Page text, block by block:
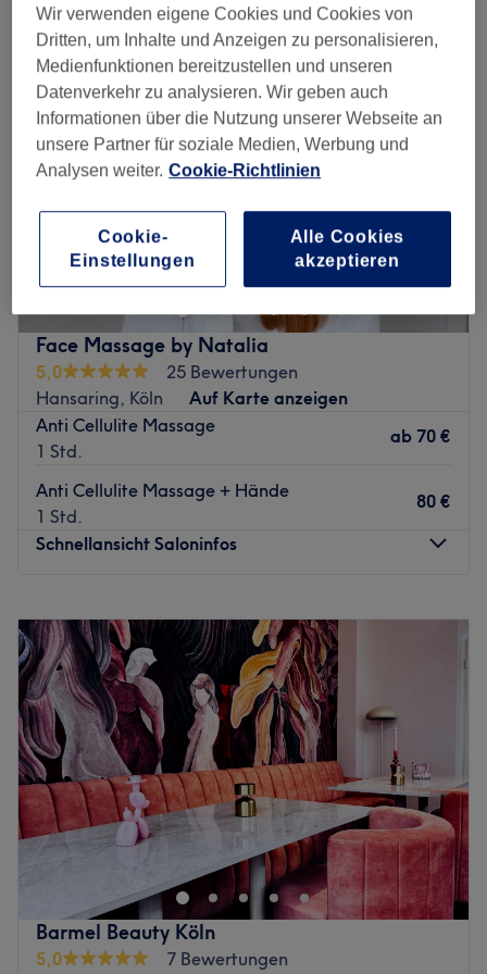
tiefengewebsmassage in der Nähe von Eigelsteinviertel, Köln
Face Massage by Natalia
5,0
25 Bewertungen
Hansaring, Köln
Auf Karte anzeigen
Anti Cellulite Massage
1 Std.
ab 70 €
Anti Cellulite Massage + Hände
1 Std.
80 €
Schnellansicht Saloninfos
Dienstag
10:00
Mittwoch
10:00
Donnerstag
10:00
Freitag
10:00–19:00
Samstag
10:00–19:00
Sonntag
Geschlossen
Vergiss Verspannungen und den Lärm der Außenwelt – in
Face Massage by Natalia in Köln-Hansaring dreht sich
alles um deine vollkommene Regeneration. Das Studio
verfolgt ein ganzheitliches Konzept, das gezielte
Körperarbeit mit tiefer mentaler Ruhe verbindet. In einem
warmen, harmonisch gestalteten Ambiente erwartet dich
ein Rückzugsort, an dem du den Alltag hinter dir lassen
Barmel Beauty Köln
5,0
7 Bewertungen
Wir verwenden eigene Cookies und Cookies von
Dritten, um Inhalte und Anzeigen zu personalisieren,
Medienfunktionen bereitzustellen und unseren
Datenverkehr zu analysieren. Wir geben auch
Informationen über die Nutzung unserer Webseite an
unsere Partner für soziale Medien, Werbung und
Analysen weiter. Cookie-Richtlinien
Cookie-
Einstellungen
Alle Cookies
akzeptieren